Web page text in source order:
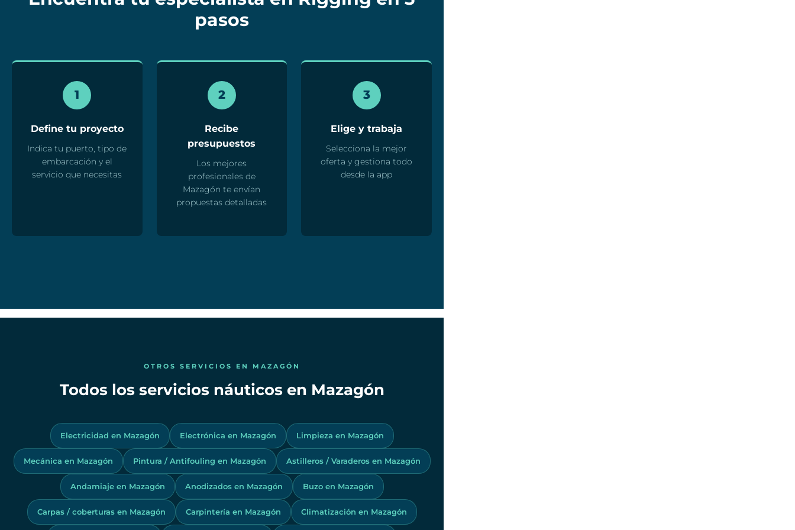
pasos
1
Define tu proyecto
Indica tu puerto, tipo de
embarcación y el
servicio que necesitas
2
Recibe
presupuestos
Los mejores
profesionales de
Mazagón te envían
propuestas detalladas
3
Elige y trabaja
Selecciona la mejor
oferta y gestiona todo
desde la app
OTROS SERVICIOS EN MAZAGÓN
Todos los servicios náuticos en Mazagón
Electricidad en Mazagón Electrónica en Mazagón Limpieza en Mazagón
Mecánica en Mazagón Pintura / Antifouling en Mazagón Astilleros / Varaderos en Mazagón
Andamiaje en Mazagón Anodizados en Mazagón Buzo en Mazagón
Carpas / coberturas en Mazagón Carpintería en Mazagón Climatización en Mazagón